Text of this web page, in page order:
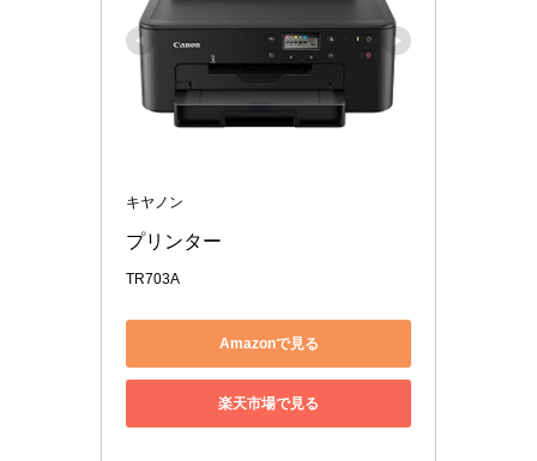
キヤノン
プリンター
TR703A
Amazonで見る
楽天市場で見る